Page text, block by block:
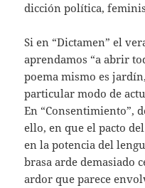
dicción política,
Si en “Dictamen” el
aprendamos “a abrir
poema mismo es
particular modo de
En “Consentimiento”,
ello, en que el pacto
en la potencia del
brasa arde demasiado
ardor que parece